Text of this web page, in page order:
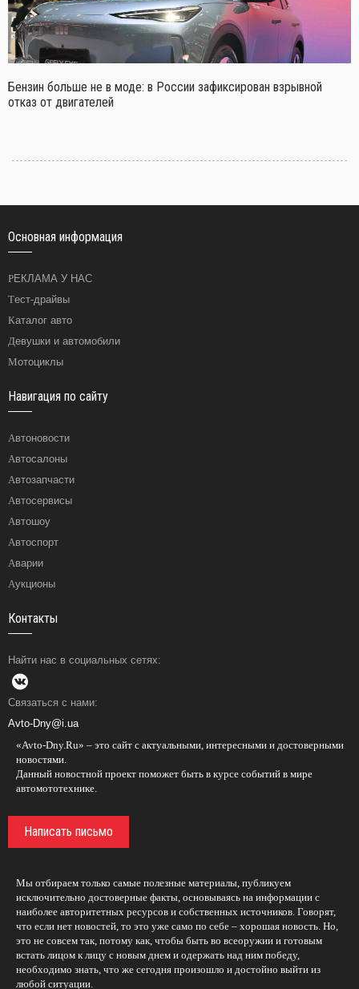
Бензин больше не в моде: в России зафиксирован взрывной
отказ от двигателей
Основная информация
РЕКЛАМА У НАС
Тест-драйвы
Каталог авто
Девушки и автомобили
Мотоциклы
Навигация по сайту
Автоновости
Автосалоны
Автозапчасти
Автосервисы
Автошоу
Автоспорт
Аварии
Аукционы
Контакты
Найти нас в социальных сетях:
Связаться с нами:
Avto-Dny@i.ua
«Avto-Dny.Ru» – это сайт с актуальными, интересными и достоверными
новостями.
Данный новостной проект поможет быть в курсе событий в мире
автомототехнике.
Написать письмо
Мы отбираем только самые полезные материалы, публикуем
исключительно достоверные факты, основываясь на информации с
наиболее авторитетных ресурсов и собственных источников. Говорят,
что если нет новостей, то это уже само по себе – хорошая новость. Но,
это не совсем так, потому как, чтобы быть во всеоружии и готовым
встать лицом к лицу с новым днем и одержать над ним победу,
необходимо знать, что же сегодня произошло и достойно выйти из
любой ситуации.